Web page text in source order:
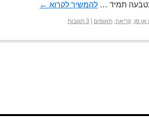
תמיד … להמשיך לקרוא ←
אן סן, קריאה, תאומים 3 תגובות